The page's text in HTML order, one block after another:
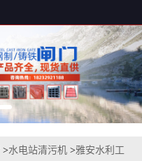
>水电站清污机 >雅安水利工